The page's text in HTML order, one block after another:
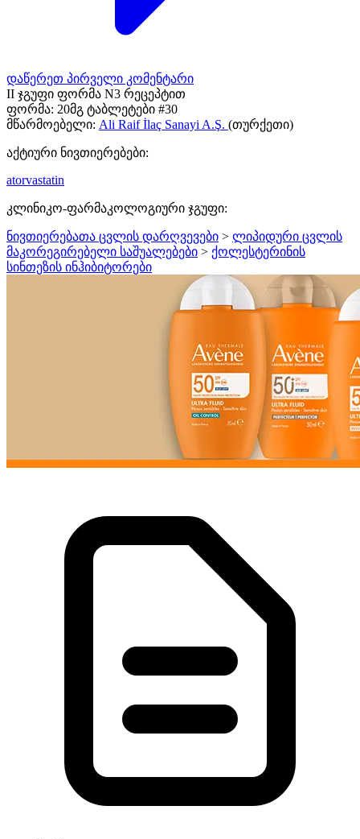
დაწერეთ პირველი კომენტარი
II ჯგუფი ფორმა N3 რეცეპტით
ფორმა: 20მგ ტაბლეტები #30
მწარმოებელი: Ali Raif İlaç Sanayi A.Ş. (თურქეთი)
აქტიური ნივთიერებები:
atorvastatin
კლინიკო-ფარმაკოლოგიური ჯგუფი:
ნივთიერებათა ცვლის დარღვევები > ლიპიდური ცვლის
მაკორეგირებელი საშუალებები > ქოლესტერინის
სინთეზის ინჰიბიტორები